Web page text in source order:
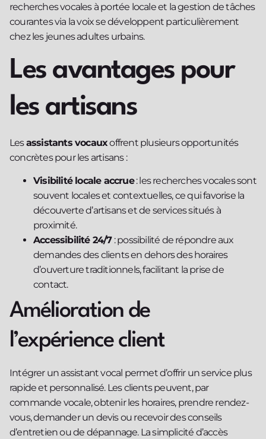
recherches vocales à portée locale et la gestion de tâches
courantes via la voix se développent particulièrement
chez les jeunes adultes urbains.
Les avantages pour
les artisans
Lesassistants vocauxoffrent plusieurs opportunités
concrètes pour les artisans :
Visibilité locale accrue: les recherches vocales sont
souvent locales et contextuelles, ce qui favorise la
découverte d’artisans et de services situés à
proximité.
Accessibilité 24/7: possibilité de répondre aux
demandes des clients en dehors des horaires
d’ouverture traditionnels, facilitant la prise de
contact.
Amélioration de
l’expérience client
Intégrer un assistant vocal permet d’offrir un service plus
rapide et personnalisé. Les clients peuvent, par
commande vocale, obtenir les horaires, prendre rendez-
vous, demander un devis ou recevoir des conseils
d’entretien ou de dépannage. La simplicité d’accès